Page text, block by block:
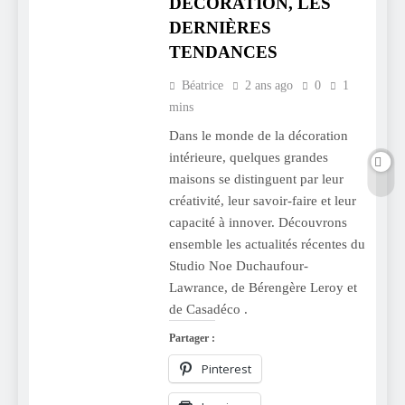
DERNIÈRES
TENDANCES
Béatrice 2 ans ago 0
1
mins
Dans le monde de la décoration
intérieure, quelques grandes
maisons se distinguent par leur
créativité, leur savoir-faire et leur
capacité à innover. Découvrons
ensemble les actualités récentes du
Studio Noe Duchaufour-
Lawrance, de Bérengère Leroy et
de Casadéco .
Partager :
Pinterest